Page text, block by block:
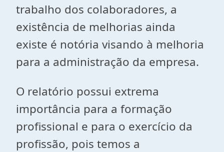
trabalho dos colaboradores, a
existência de melhorias ainda
existe é notória visando à melhoria
para a administração da empresa.
O relatório possui extrema
importância para a formação
profissional e para o exercício da
profissão, pois temos a